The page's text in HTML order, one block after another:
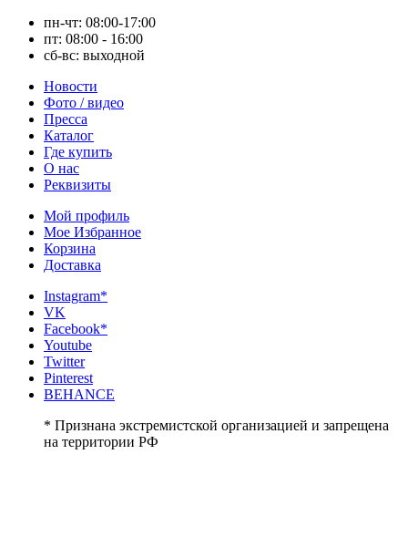
пн-чт: 08:00-17:00
пт: 08:00 - 16:00
сб-вс: выходной
Новости
Фото / видео
Пресса
Каталог
Где купить
О нас
Реквизиты
Мой профиль
Мое Избранное
Корзина
Доставка
Instagram*
VK
Facebook*
Youtube
Twitter
Pinterest
BEHANCE
* Признана экстремистской организацией и запрещена
на территории РФ